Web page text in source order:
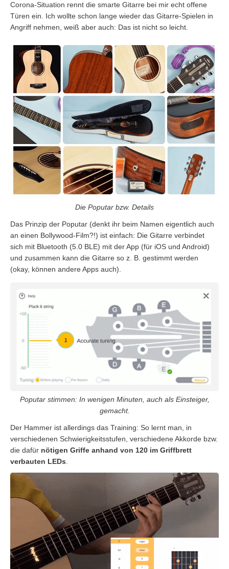
Corona-Situation rennt die smarte Gitarre bei mir echt offene
Türen ein. Ich wollte schon lange wieder das Gitarre-Spielen in
Angriff nehmen, weiß aber auch: Das ist nicht so leicht.
Die Poputar bzw. Details
Das Prinzip der Poputar (denkt ihr beim Namen eigentlich auch
an einen Bollywood-Film?!) ist einfach: Die Gitarre verbindet
sich mit Bluetooth (5.0 BLE) mit der App (für iOS und Android)
und zusammen kann die Gitarre so z. B. gestimmt werden
(okay, können andere Apps auch).
Poputar stimmen: In wenigen Minuten, auch als Einsteiger,
gemacht.
Der Hammer ist allerdings das Training: So lernt man, in
verschiedenen Schwierigkeitsstufen, verschiedene Akkorde bzw.
die dafür nötigen Griffe anhand von 120 im Griffbrett
verbauten LEDs.